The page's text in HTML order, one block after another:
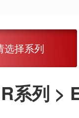
选择系列
系列 >